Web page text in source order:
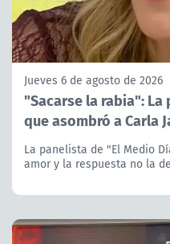
Jueves 6 de agosto de 2026
"Sacarse la rabia":
que asombró a Carla
La panelista de "El Medio
amor y la respuesta no la